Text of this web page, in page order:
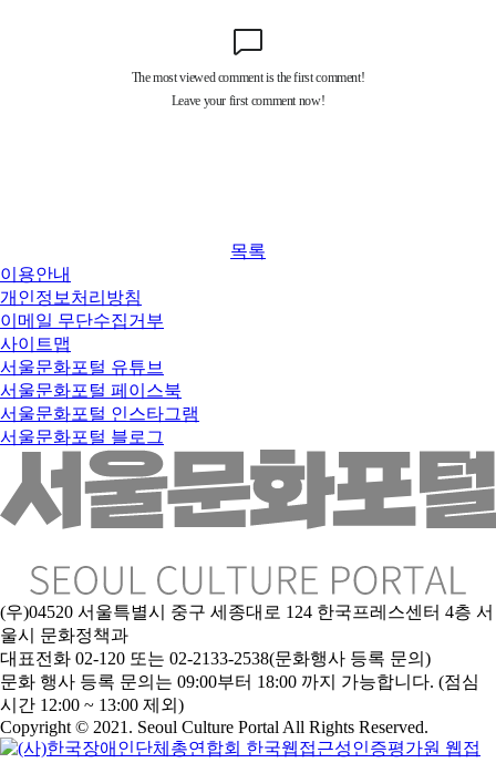
목록
이용안내
개인정보처리방침
이메일 무단수집거부
사이트맵
서울문화포털 유튜브
서울문화포털 페이스북
서울문화포털 인스타그램
서울문화포털 블로그
(우)04520 서울특별시 중구 세종대로 124 한국프레스센터 4층 서
울시 문화정책과
대표전화 02-120 또는 02-2133-2538(문화행사 등록 문의)
문화 행사 등록 문의는 09:00부터 18:00 까지 가능합니다. (점심
시간 12:00 ~ 13:00 제외)
Copyright © 2021. Seoul Culture Portal All Rights Reserved.